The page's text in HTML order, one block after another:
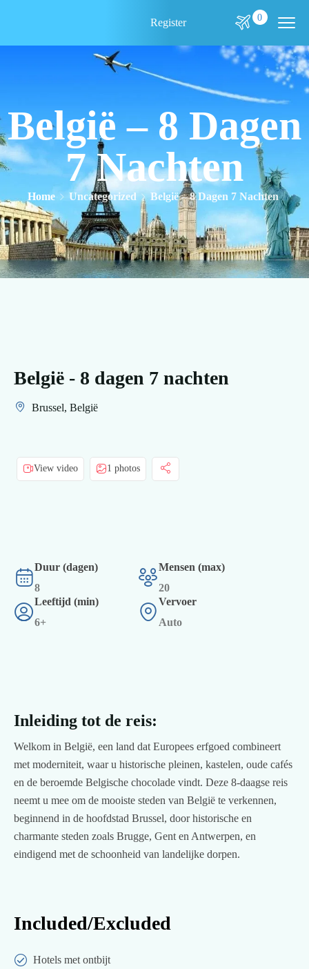
Register 0
België – 8 Dagen
7 Nachten
Home Uncategorized België – 8 Dagen 7 Nachten
België - 8 dagen 7 nachten
Brussel, België
View video 1 photos
Duur (dagen)
8
Mensen (max)
20
Leeftijd (min)
6+
Vervoer
Auto
Inleiding tot de reis:
Welkom in België, een land dat Europees erfgoed combineert
met moderniteit, waar u historische pleinen, kastelen, oude cafés
en de beroemde Belgische chocolade vindt. Deze 8-daagse reis
neemt u mee om de mooiste steden van België te verkennen,
beginnend in de hoofdstad Brussel, door historische en
charmante steden zoals Brugge, Gent en Antwerpen, en
eindigend met de schoonheid van landelijke dorpen.
Included/Excluded
Hotels met ontbijt